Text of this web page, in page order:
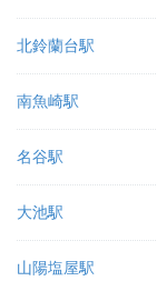
北鈴蘭台駅
南魚崎駅
名谷駅
大池駅
山陽塩屋駅